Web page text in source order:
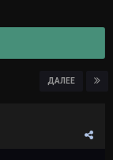
ДАЛЕЕ